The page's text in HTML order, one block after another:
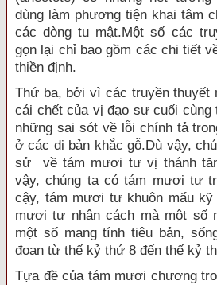
dùng làm phương tiện khai tâm
các dòng tu mật.Một số các
gọn lại chỉ bao gồm các chi tiết
thiền định.
Thứ ba, bởi vì các truyền thuyết
cái chết của vị đạo sư cuối cùng
những sai sót về lỗi chính tả
ở các di bản khắc gỗ.Dù vậy,
sử về tám mươi tư vị thánh
vậy, chúng ta có tám mươi tư
cậy, tám mươi tư khuôn mẩu kỹ
mươi tư nhân cách mà một số
một số mang tính tiêu bản,
đoạn từ thế kỷ thứ 8 đến thế kỷ
Tựa đề của tám mươi chương